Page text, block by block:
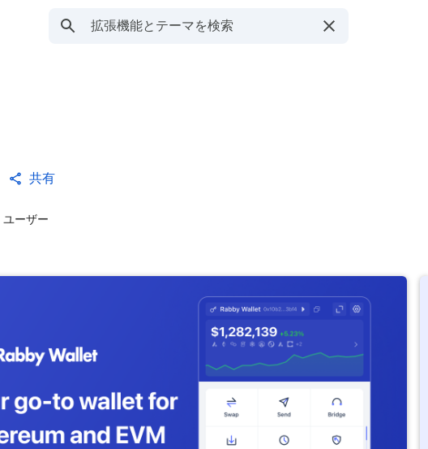
共有
ーザー